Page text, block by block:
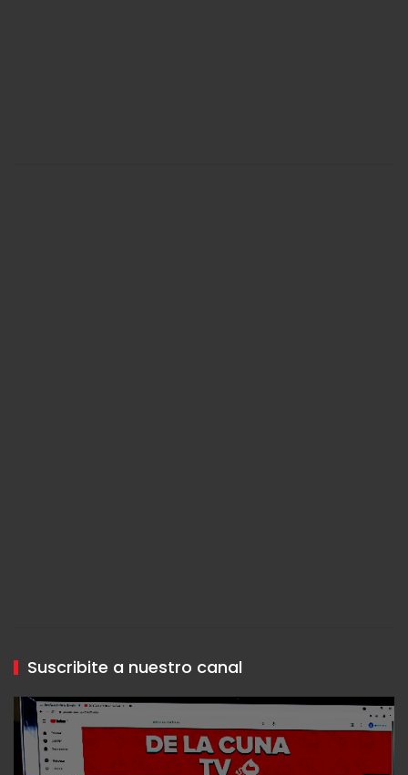
Suscribite a nuestro canal